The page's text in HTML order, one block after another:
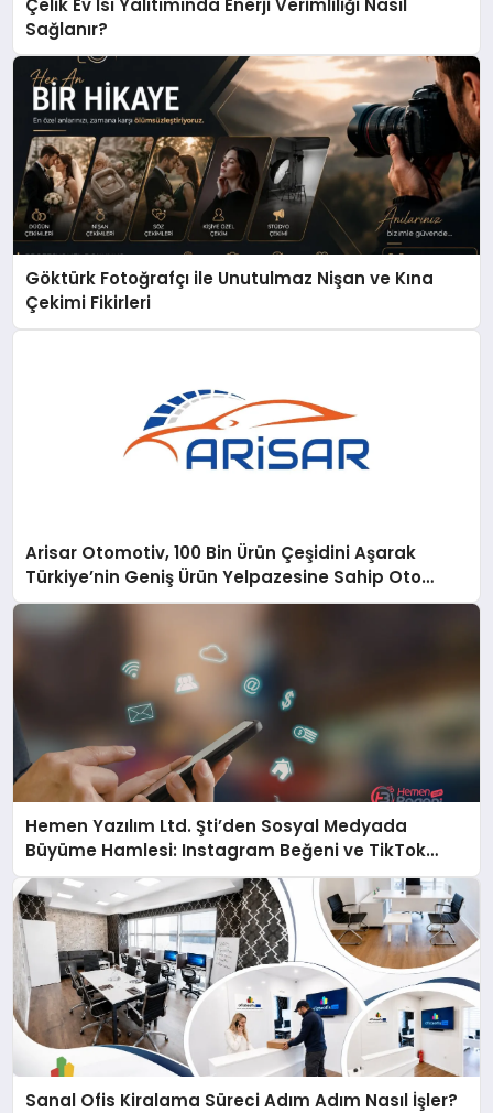
Çelik Ev Isı Yalıtımında Enerji Verimliliği Nasıl
Sağlanır?
Göktürk Fotoğrafçı ile Unutulmaz Nişan ve Kına
Çekimi Fikirleri
Arisar Otomotiv, 100 Bin Ürün Çeşidini Aşarak
Türkiye’nin Geniş Ürün Yelpazesine Sahip Oto
Yedek Parça Platformlarından Biri Oldu
Hemen Yazılım Ltd. Şti’den Sosyal Medyada
Büyüme Hamlesi: Instagram Beğeni ve TikTok
Beğeni Alanında Talep Rekor Kırıyor
Sanal Ofis Kiralama Süreci Adım Adım Nasıl İşler?